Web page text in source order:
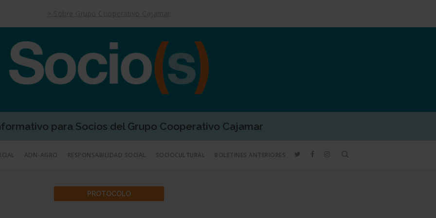
para Socios del Grupo Cooperativo Cajamar
ADN-AGRO RESPONSABILIDAD SOCIAL SOCIOCULTURAL BOLETINES ANTERIORES TWITTERFACEBOOKINSTAGRAM
PROTOCOLO